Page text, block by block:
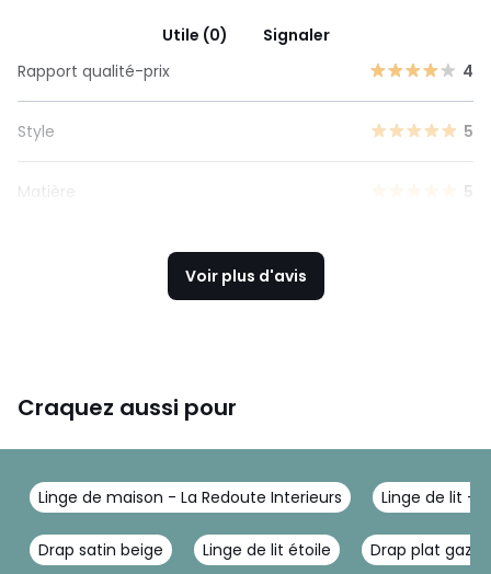
Utile (0)
Signaler
Rapport qualité-prix
4
Style 5
Matière 5
Voir plus d'avis
Craquez aussi pour
Linge de maison - La Redoute Interieurs Linge de lit -
Drap satin beige Linge de lit étoile Drap plat gaze